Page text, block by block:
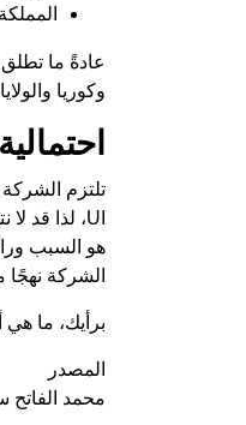
وكوريا
الشركة نهجًا
برأيك، ما هي
المصدر
محمد الفاتح